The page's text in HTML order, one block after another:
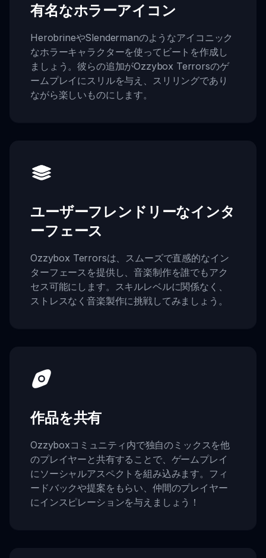
有名なホラーアイコン
HerobrineやSlendermanのようなアイコニック
なホラーキャラクターを使ってビートを作成し
ましょう。彼らの追加がOzzybox Terrorsのゲ
ームプレイにスリルを与え、スリリングであり
ながら楽しいものにします。
ユーザーフレンドリーなインタ
ーフェース
Ozzybox Terrorsは、スムーズで直感的なイン
ターフェースを提供し、音楽制作を誰でもアク
セス可能にします。スキルレベルに関係なく、
ストレスなく音楽製作に挑戦してみましょう。
作品を共有
Ozzyboxコミュニティ内で独自のミックスを他
のプレイヤーと共有することで、ゲームプレイ
にソーシャルアスペクトを組み込みます。フィ
ードバックや提案をもらい、仲間のプレイヤー
にインスピレーションを与えましょう！